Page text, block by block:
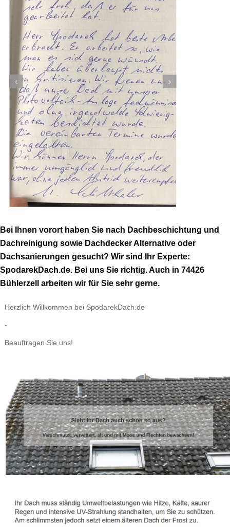
Bei Ihnen vorort haben Sie nach Dachbeschichtung und
Dachreinigung sowie Dachdecker Alternative oder
Dachsanierungen gesucht? Wir sind Ihr Experte:
SpodarekDach.de. Bei uns Sie richtig. Auch in 74426
Bühlerzell arbeiten wir für Sie sehr gerne.
Herzlich Willkommen bei SpodarekDach.de
-
Beauftragen Sie uns!